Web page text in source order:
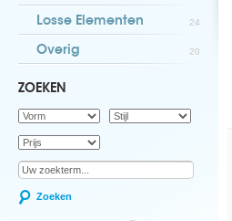
Losse Elementen 24
Overig 20
ZOEKEN
Zoeken